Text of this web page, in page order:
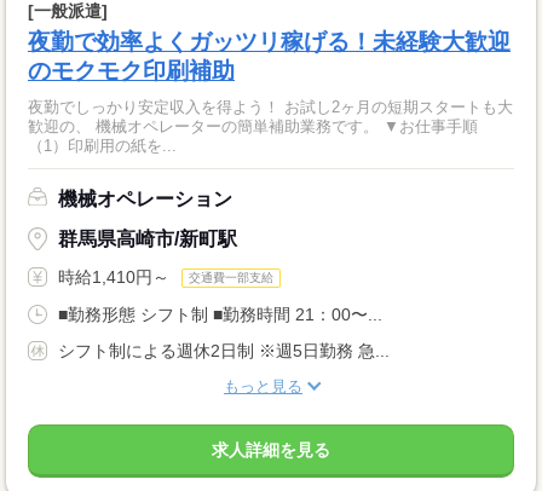
[一般派遣]
夜勤で効率よくガッツリ稼げる！未経験大歓迎
のモクモク印刷補助
夜勤でしっかり安定収入を得よう！ お試し2ヶ月の短期スタートも大
歓迎の、 機械オペレーターの簡単補助業務です。 ▼お仕事手順
（1）印刷用の紙を...
機械オペレーション
群馬県高崎市/新町駅
時給1,410円～ 交通費一部支給
■勤務形態 シフト制 ■勤務時間 21：00〜...
シフト制による週休2日制 ※週5日勤務 急...
もっと見る
求人詳細を見る